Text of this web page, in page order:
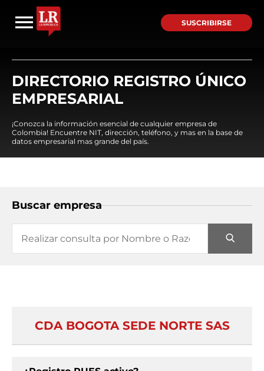
SUSCRIBIRSE
DIRECTORIO REGISTRO ÚNICO
EMPRESARIAL
¡Conozca la información esencial de cualquier empresa de
Colombia! Encuentre NIT, dirección, teléfono, y mas en la base de
datos empresarial mas grande del país.
Buscar empresa
CDA BOGOTA SEDE NORTE SAS